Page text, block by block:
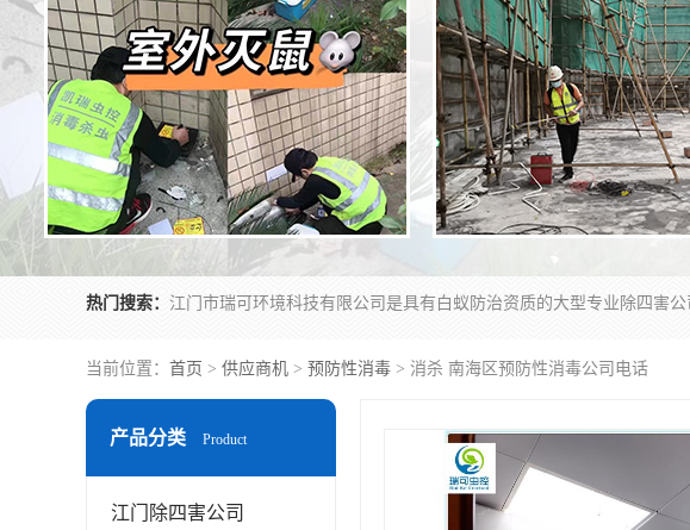
热门搜索：
当前位置： 首页 > 供应商机 > 预防性消毒 > 消杀 南海区预防性消毒公司电话
产品分类 Product
江门除四害公司